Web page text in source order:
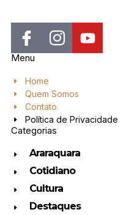
Menu
Home
Quem Somos
Contato
Política de Privacidade
Categorias
Araraquara
Cotidiano
Cultura
Destaques